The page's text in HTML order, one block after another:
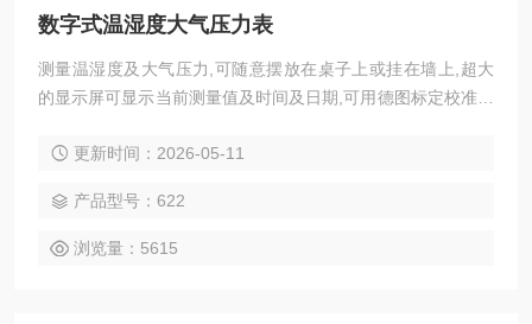
数字式温湿度大气压力表
测量温湿度及大气压力,可随意摆放在桌子上或挂在墙上,超大
的显示屏可显示当前测量值及时间及日期,可用德图标定校准软
更新时间：2026-05-11
产品型号：622
浏览量：5615